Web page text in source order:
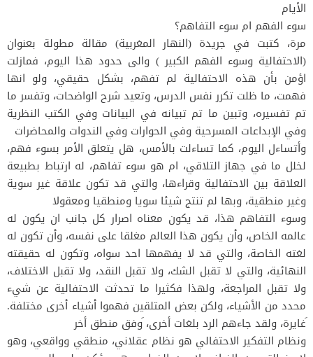
الأيام
سوء الفهم ام سوء التفاهم؟
مرة، كتبت في جريدة (النهار المغربية) مقالة مطولة بعنوان
(الاحتفالية وسوء الفهم الكبير ) والى حدود هذا اليوم، فمازلت
اؤمن بأن هذه الاحتفالية لم تفهم، بشكل حقيقي، ولو انها
فهمت، ما ظلت تكرر نفس الدرس، وتعيد شرح الواضحات، وتفسر ما
تم تفسيره، وتبين ما تم تبيانه في البيانات وفي الكتب النظرية
وفي الإبداعات المسرحية وفي الحوارات وفي الندوات والمحاضرات
وأتساءل اليوم، كما تساءلت بالأمس، هل يتعلق الأمر بسوء فهم،
لخلل ما في جهاز التلاقي، ام هو سوء تفاهم، له ارتباط بطبيعة
العلاقة بين الاحتفالية وقراءها، والتي قد تكون علاقة غير سوية
وغير منطقية، وبها لم تنتج شيئا سويا ومنطقيا ومعقولا
وسوء التفاهم هذا، قد يكون معناه اصرار كل جانب ان يكون له
عالمه الخاص، وأن يكون هذا العالم مغلقا على نفسه، وأن تكون له
لغته الخاصة، والتي قد لا يفهمها احد سواه، وتكون له حقيقته
النهائية، والتي لا تقبل الشك، ولا تقبل النقد، ولا تقبل الاختلاف،
ولا تقبل المراجعة، ولهذا فكثيرا ما تحدثت الاحتفالية عن شيء
محدد من الأشياء، ولكن بعض المتلقين فهموا أشياء أخرى مختلفة.
َغايرة، ولقد جاءهم الرد بلغات أخرى، َوفق منطق أخر
ونظام التفكير الاحتفالي هو نظام عقلاني، منطقي وواقعي، وهو